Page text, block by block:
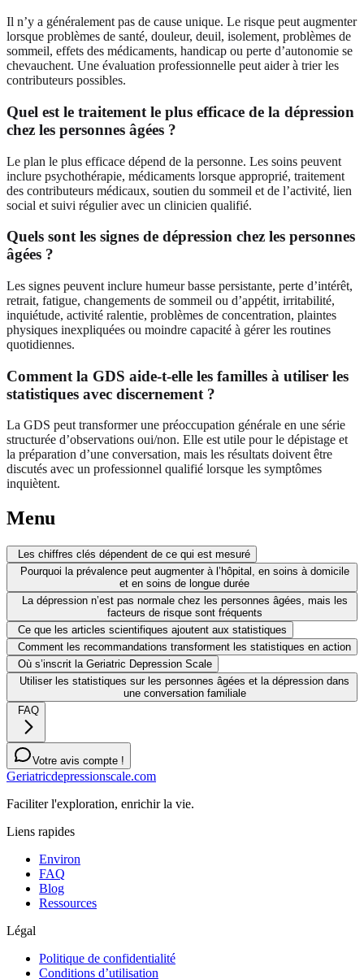
Il n’y a généralement pas de cause unique. Le risque peut augmenter
lorsque problèmes de santé, douleur, deuil, isolement, problèmes de
sommeil, effets des médicaments, handicap ou perte d’autonomie se
chevauchent. Une évaluation professionnelle peut aider à trier les
contributeurs possibles.
Quel est le traitement le plus efficace de la dépression
chez les personnes âgées ?
Le plan le plus efficace dépend de la personne. Les soins peuvent
inclure psychothérapie, médicaments lorsque approprié, traitement
des contributeurs médicaux, soutien du sommeil et de l’activité, lien
social et suivi régulier avec un clinicien qualifié.
Quels sont les signes de dépression chez les personnes
âgées ?
Les signes peuvent inclure humeur basse persistante, perte d’intérêt,
retrait, fatigue, changements de sommeil ou d’appétit, irritabilité,
inquiétude, activité ralentie, problèmes de concentration, plaintes
physiques inexpliquées ou moindre capacité à gérer les routines
quotidiennes.
Comment la GDS aide-t-elle les familles à utiliser les
statistiques avec discernement ?
La GDS peut transformer une préoccupation générale en une série
structurée d’observations oui/non. Elle est utile pour le dépistage et
la préparation d’une conversation, mais les résultats doivent être
discutés avec un professionnel qualifié lorsque les symptômes
inquiètent.
Menu
Les chiffres clés dépendent de ce qui est mesuré
Pourquoi la prévalence peut augmenter à l’hôpital, en soins à domicile
et en soins de longue durée
La dépression n’est pas normale chez les personnes âgées, mais les
facteurs de risque sont fréquents
Ce que les articles scientifiques ajoutent aux statistiques
Comment les recommandations transforment les statistiques en action
Où s’inscrit la Geriatric Depression Scale
Utiliser les statistiques sur les personnes âgées et la dépression dans
une conversation familiale
FAQ
Votre avis compte !
Geriatricdepressionscale.com
Faciliter l'exploration, enrichir la vie.
Liens rapides
Environ
FAQ
Blog
Ressources
Légal
Politique de confidentialité
Conditions d’utilisation